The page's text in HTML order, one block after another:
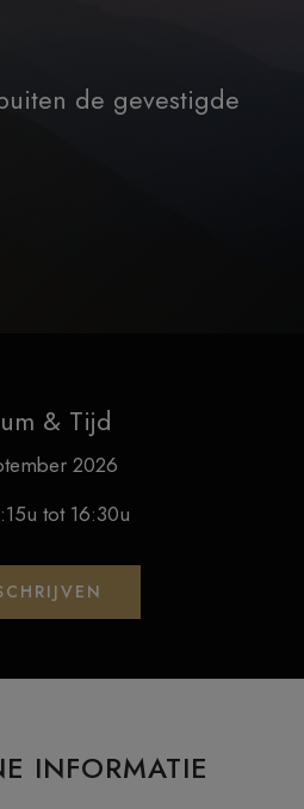
de gevestigde
& Tijd
2026
tot 16:30u
INFORMATIE